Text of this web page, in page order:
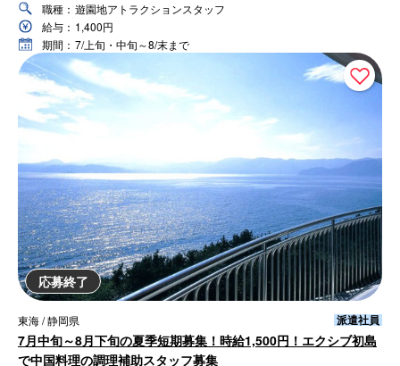
職種： 遊園地アトラクションスタッフ
給与： 1,400円
期間： 7/上旬・中旬～8/末まで
応募終了
東海 / 静岡県 派遣社員
7月中旬～8月下旬の夏季短期募集！時給1,500円！エクシブ初島
で中国料理の調理補助スタッフ募集